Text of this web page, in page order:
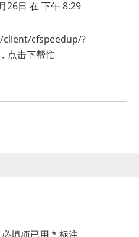
26日 在 下午 8:29
cfspeedup/?
点击下帮忙